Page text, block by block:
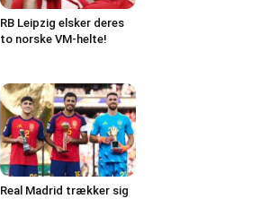
RB Leipzig elsker deres
to norske VM-helte!
Real Madrid trækker sig